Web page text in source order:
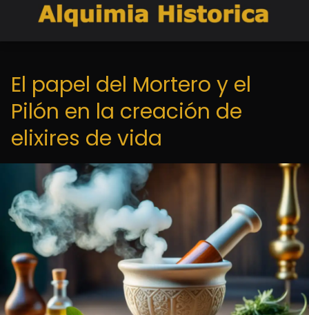
El papel del Mortero y el
Pilón en la creación de
elixires de vida